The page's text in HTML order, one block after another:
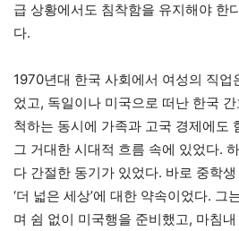
급 상황에서도 침착함을 유지해야 한
다.
1970년대 한국 사회에서 여성의 직업
었고, 독일이나 미국으로 떠난 한국
척하는 동시에 가족과 고국 경제에도
그 거대한 시대적 흐름 속에 있었다.
다 간절한 동기가 있었다. 바로 중학
‘더 넓은 세상’에 대한 약속이었다. 그
며 쉼 없이 미국행을 준비했고, 마침